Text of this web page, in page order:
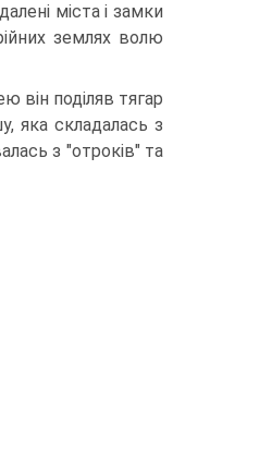
міста і замки
землях волю
він поділяв тягар
яка складалась з
з "отроків" та